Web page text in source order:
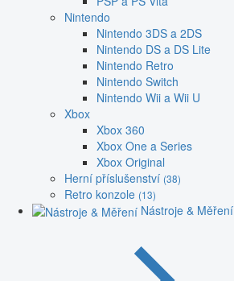
Nintendo
Nintendo 3DS a 2DS
Nintendo DS a DS Lite
Nintendo Retro
Nintendo Switch
Nintendo Wii a Wii U
Xbox
Xbox 360
Xbox One a Series
Xbox Original
Herní příslušenství (38)
Retro konzole (13)
Nástroje & Měření